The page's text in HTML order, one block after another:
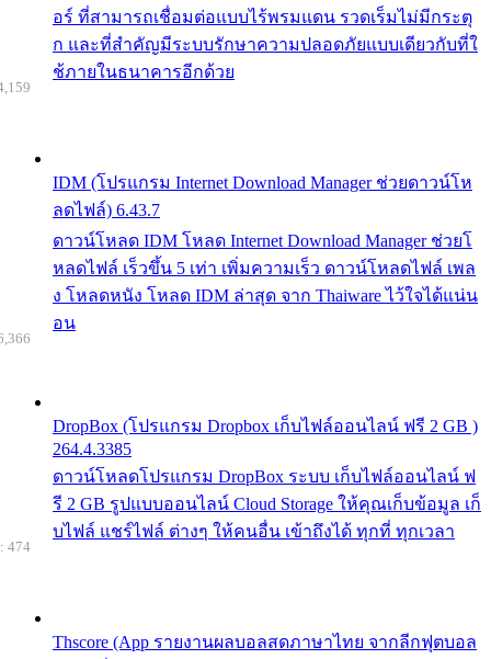
อร์ ที่สามารถเชื่อมต่อแบบไร้พรมแดน รวดเร็มไม่มีกระตุ
ก และที่สำคัญมีระบบรักษาความปลอดภัยแบบเดียวกับที่ใ
ช้ภายในธนาคารอีกด้วย
IDM (โปรแกรม Internet Download Manager ช่วยดาวน์โห
ลดไฟล์) 6.43.7
ดาวน์โหลด IDM โหลด Internet Download Manager ช่วยโ
หลดไฟล์ เร็วขึ้น 5 เท่า เพิ่มความเร็ว ดาวน์โหลดไฟล์ เพล
ง โหลดหนัง โหลด IDM ล่าสุด จาก Thaiware ไว้ใจได้แน่น
อน
DropBox (โปรแกรม Dropbox เก็บไฟล์ออนไลน์ ฟรี 2 GB )
264.4.3385
ดาวน์โหลดโปรแกรม DropBox ระบบ เก็บไฟล์ออนไลน์ ฟ
รี 2 GB รูปแบบออนไลน์ Cloud Storage ให้คุณเก็บข้อมูล เก็
บไฟล์ แชร์ไฟล์ ต่างๆ ให้คนอื่น เข้าถึงได้ ทุกที่ ทุกเวลา
Thscore (App รายงานผลบอลสดภาษาไทย จากลีกฟุตบอล
474